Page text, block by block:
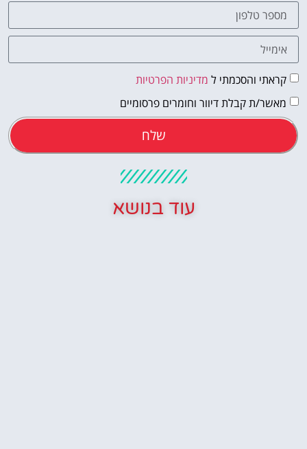
קראתי והסכמתי ל מדיניות הפרטיות
מאשר/ת קבלת דיוור וחומרים פרסומיים
שלח
עוד בנושא